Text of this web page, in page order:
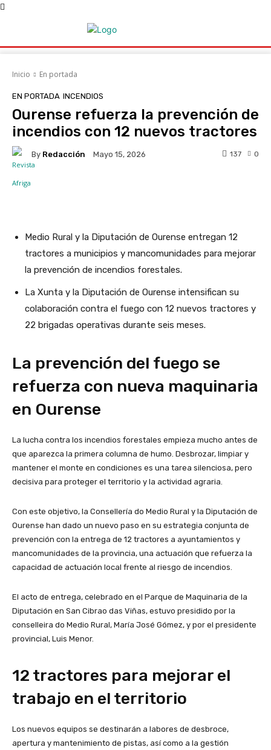
Inicio En portada
EN PORTADA INCENDIOS
Ourense refuerza la prevención de
incendios con 12 nuevos tractores
By Redacción Mayo 15, 2026 0
137
Medio Rural y la Diputación de Ourense entregan 12
tractores a municipios y mancomunidades para mejorar
la prevención de incendios forestales.
La Xunta y la Diputación de Ourense intensifican su
colaboración contra el fuego con 12 nuevos tractores y
22 brigadas operativas durante seis meses.
La prevención del fuego se
refuerza con nueva maquinaria
en Ourense
La lucha contra los incendios forestales empieza mucho antes de
que aparezca la primera columna de humo. Desbrozar, limpiar y
mantener el monte en condiciones es una tarea silenciosa, pero
decisiva para proteger el territorio y la actividad agraria.
Con este objetivo, la Consellería do Medio Rural y la Diputación de
Ourense han dado un nuevo paso en su estrategia conjunta de
prevención con la entrega de 12 tractores a ayuntamientos y
mancomunidades de la provincia, una actuación que refuerza la
capacidad de actuación local frente al riesgo de incendios.
El acto de entrega, celebrado en el Parque de Maquinaria de la
Diputación en San Cibrao das Viñas, estuvo presidido por la
conselleira do Medio Rural, María José Gómez, y por el presidente
provincial, Luis Menor.
12 tractores para mejorar el
trabajo en el territorio
Los nuevos equipos se destinarán a labores de desbroce,
apertura y mantenimiento de pistas, así como a la gestión